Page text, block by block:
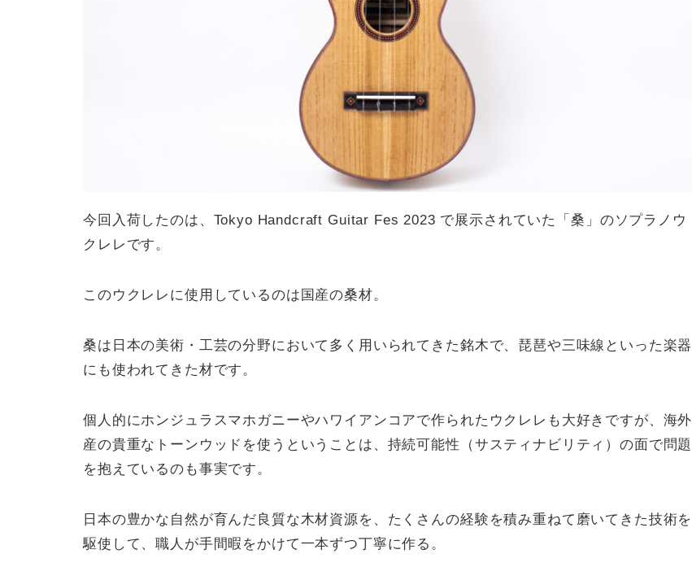
今回入荷したのは、Tokyo Handcraft Guitar Fes 2023 で展示されていた「桑」のソプラノウ
クレレです。
このウクレレに使用しているのは国産の桑材。
桑は日本の美術・工芸の分野において多く用いられてきた銘木で、琵琶や三味線といった楽器
にも使われてきた材です。
個人的にホンジュラスマホガニーやハワイアンコアで作られたウクレレも大好きですが、海外
産の貴重なトーンウッドを使うということは、持続可能性（サスティナビリティ）の面で問題
を抱えているのも事実です。
日本の豊かな自然が育んだ良質な木材資源を、たくさんの経験を積み重ねて磨いてきた技術を
駆使して、職人が手間暇をかけて一本ずつ丁寧に作る。